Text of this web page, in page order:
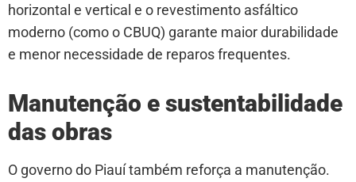
horizontal e vertical e o revestimento asfáltico
moderno (como o CBUQ) garante maior durabilidade
e menor necessidade de reparos frequentes.
Manutenção e sustentabilidade
das obras
O governo do Piauí também reforça a manutenção.